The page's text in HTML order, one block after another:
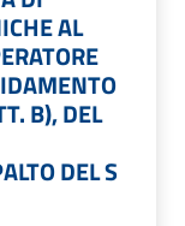
AL
B), DEL
DEL S